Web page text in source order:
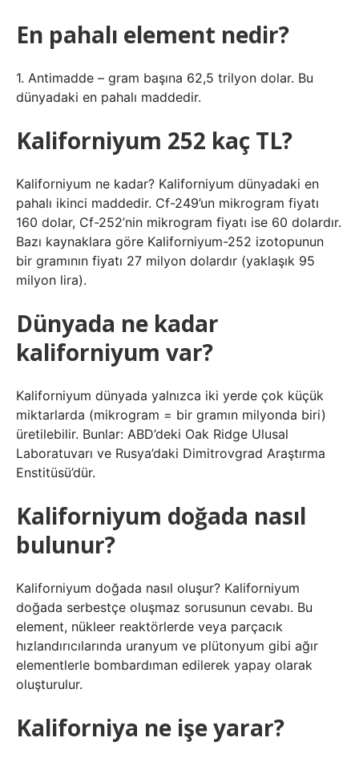
En pahalı element nedir?
1. Antimadde – gram başına 62,5 trilyon dolar. Bu
dünyadaki en pahalı maddedir.
Kaliforniyum 252 kaç TL?
Kaliforniyum ne kadar? Kaliforniyum dünyadaki en
pahalı ikinci maddedir. Cf-249’un mikrogram fiyatı
160 dolar, Cf-252’nin mikrogram fiyatı ise 60 dolardır.
Bazı kaynaklara göre Kaliforniyum-252 izotopunun
bir gramının fiyatı 27 milyon dolardır (yaklaşık 95
milyon lira).
Dünyada ne kadar
kaliforniyum var?
Kaliforniyum dünyada yalnızca iki yerde çok küçük
miktarlarda (mikrogram = bir gramın milyonda biri)
üretilebilir. Bunlar: ABD’deki Oak Ridge Ulusal
Laboratuvarı ve Rusya’daki Dimitrovgrad Araştırma
Enstitüsü’dür.
Kaliforniyum doğada nasıl
bulunur?
Kaliforniyum doğada nasıl oluşur? Kaliforniyum
doğada serbestçe oluşmaz sorusunun cevabı. Bu
element, nükleer reaktörlerde veya parçacık
hızlandırıcılarında uranyum ve plütonyum gibi ağır
elementlerle bombardıman edilerek yapay olarak
oluşturulur.
Kaliforniya ne işe yarar?